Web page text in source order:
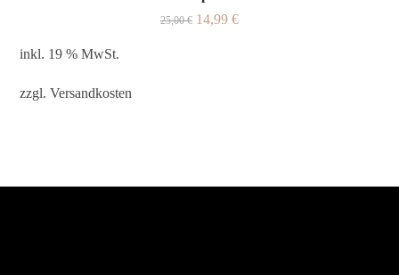
25,00€ 14,99 €
inkl. 19 % MwSt.
zzgl.Versandkosten